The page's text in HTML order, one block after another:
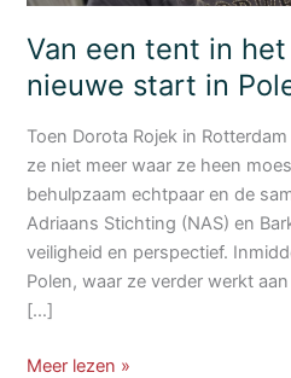
Van een tent in
nieuwe start in
Toen Dorota Rojek in
ze niet meer waar ze heen
behulpzaam echtpaar en de
Adriaans Stichting (NAS) en
veiligheid en perspectief.
Polen, waar ze verder werkt
[…]
Van
Meer lezen »